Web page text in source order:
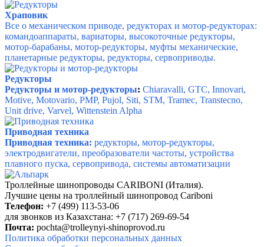
Храповик
Все о механическом приводе, редукторах и мотор-редукторах:
командоаппараты, вариаторы, высокоточные редукторы,
мотор-барабаны, мотор-редукторы, муфты механические,
планетарные редукторы, редукторы, сервоприводы.
Редукторы
Редукторы и мотор-редукторы: Chiaravalli, GTC, Innovari,
Motive, Motovario, PMP, Pujol, Siti, STM, Tramec, Transtecno,
Unit drive, Varvel, Wittenstein Alpha
Приводная техника
Приводная техника: редукторы, мотор-редукторы,
электродвигатели, преобразователи частоты, устройства
плавного пуска, сервопривода, системы автоматизации
Троллейные шинопроводы CARIBONI (Италия).
Лучшие цены на троллейный шинопровод Cariboni
Телефон: +7 (499) 113-53-06
для звонков из Казахстана: +7 (717) 269-69-54
Почта: pochta@trolleynyi-shinoprovod.ru
Политика обработки персональных данных